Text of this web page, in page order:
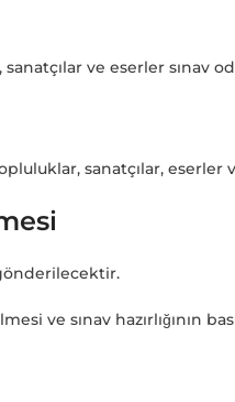
ve eserler sınav
sanatçılar,
ve sınav hazırlığının